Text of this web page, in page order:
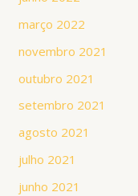
março 2022
novembro 2021
outubro 2021
setembro 2021
agosto 2021
julho 2021
junho 2021